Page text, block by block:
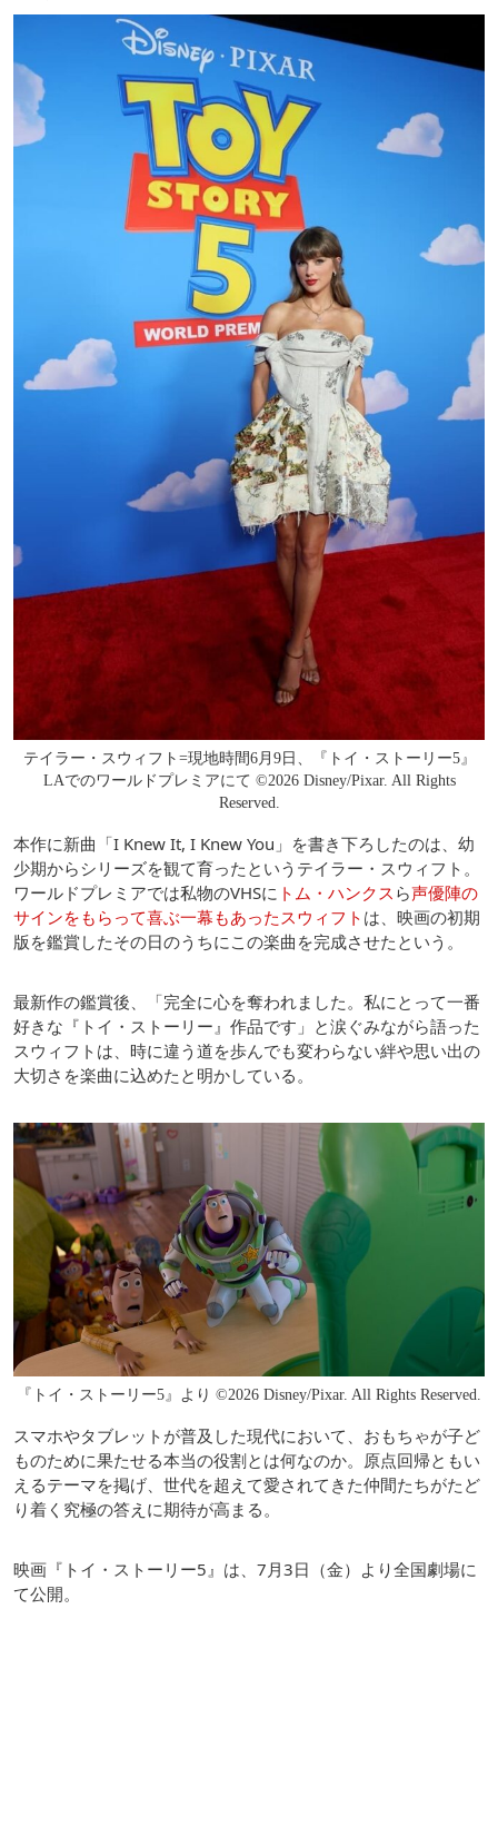
テイラー・スウィフト=現地時間6月9日、『トイ・ストーリー5』
LAでのワールドプレミアにて ©2026 Disney/Pixar. All Rights
Reserved.
本作に新曲「I Knew It, I Knew You」を書き下ろしたのは、幼
少期からシリーズを観て育ったというテイラー・スウィフト。
ワールドプレミアでは私物のVHSに トム・ハンクス ら声優陣の
サインをもらって喜ぶ一幕もあったスウィフト は、映画の初期
版を鑑賞したその日のうちにこの楽曲を完成させたという。
最新作の鑑賞後、「完全に心を奪われました。私にとって一番
好きな『トイ・ストーリー』作品です」と涙ぐみながら語った
スウィフトは、時に違う道を歩んでも変わらない絆や思い出の
大切さを楽曲に込めたと明かしている。
『トイ・ストーリー5』より ©2026 Disney/Pixar. All Rights Reserved.
スマホやタブレットが普及した現代において、おもちゃが子ど
ものために果たせる本当の役割とは何なのか。原点回帰ともい
えるテーマを掲げ、世代を超えて愛されてきた仲間たちがたど
り着く究極の答えに期待が高まる。
映画『トイ・ストーリー5』は、7月3日（金）より全国劇場に
て公開。